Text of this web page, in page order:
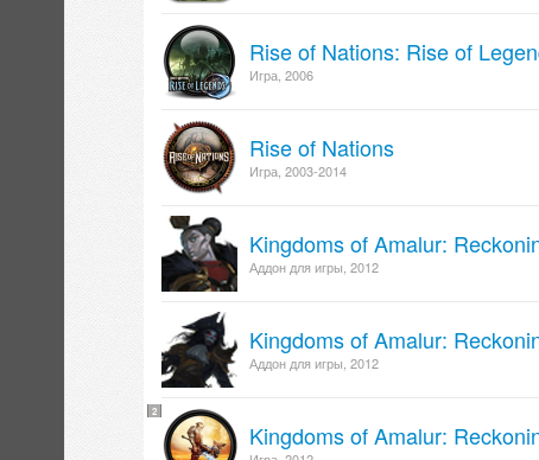
Rise of Nations: Rise of
Игра, 2006
Rise of Nations
Игра, 2003-2014
Kingdoms of Amalur:
Аддон для игры, 2012
Kingdoms of Amalur:
Аддон для игры, 2012
Kingdoms of Amalur:
2